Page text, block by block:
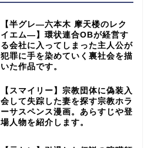
【半グレ―六本木 摩天楼のレク
イエム―】環状連合OBが経営す
る会社に入ってしまった主人公が
犯罪に手を染めていく裏社会を描
いた作品です。
【スマイリー】宗教団体に偽装入
会して失踪した妻を探す宗教ホラ
ーサスペンス漫画。あらすじや登
場人物を紹介します。